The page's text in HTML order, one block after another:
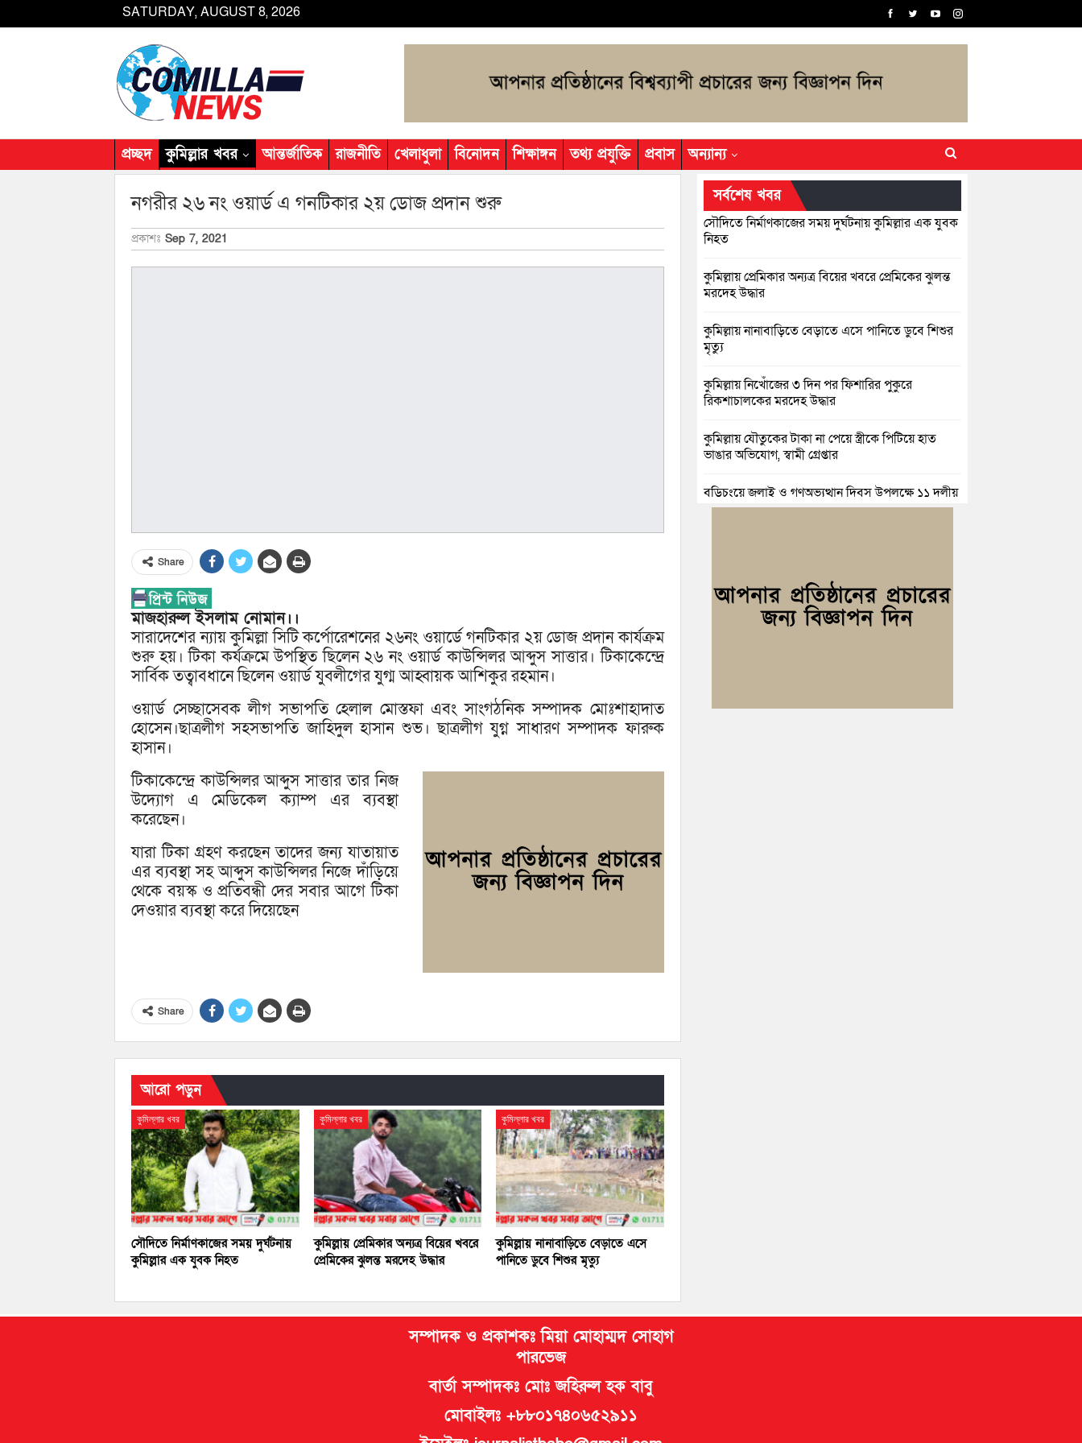
SATURDAY, AUGUST 8, 2026
প্রচ্ছদ কুমিল্লার খবর আন্তর্জাতিক রাজনীতি খেলাধুলা বিনোদন শিক্ষাঙ্গন তথ্য প্রযুক্তি প্রবাস অন্যান্য
নগরীর ২৬ নং ওয়ার্ড এ গনটিকার ২য় ডোজ প্রদান শুরু
প্রকাশঃ Sep 7, 2021
Share
মাজহারুল ইসলাম নোমান।।
সারাদেশের ন্যায় কুমিল্লা সিটি কর্পোরেশনের ২৬নং ওয়ার্ডে গনটিকার ২য় ডোজ প্রদান কার্যক্রম
শুরু হয়। টিকা কর্যক্রমে উপস্থিত ছিলেন ২৬ নং ওয়ার্ড কাউন্সিলর আব্দুস সাত্তার। টিকাকেন্দ্রে
সার্বিক তত্বাবধানে ছিলেন ওয়ার্ড যুবলীগের যুগ্ম আহ্বায়ক আশিকুর রহমান।
ওয়ার্ড সেচ্ছাসেবক লীগ সভাপতি হেলাল মোস্তফা এবং সাংগঠনিক সম্পাদক মোঃশাহাদাত
হোসেন।ছাত্রলীগ সহসভাপতি জাহিদুল হাসান শুভ। ছাত্রলীগ যুগ্ন সাধারণ সম্পাদক ফারুক
হাসান।
টিকাকেন্দ্রে কাউন্সিলর আব্দুস সাত্তার তার নিজ
উদ্যোগ এ মেডিকেল ক্যাম্প এর ব্যবস্থা
করেছেন।
যারা টিকা গ্রহণ করছেন তাদের জন্য যাতায়াত
এর ব্যবস্থা সহ আব্দুস কাউন্সিলর নিজে দাঁড়িয়ে
থেকে বয়স্ক ও প্রতিবন্ধী দের সবার আগে টিকা
দেওয়ার ব্যবস্থা করে দিয়েছেন
Share
আরো পড়ুন
কুমিল্লার খবর
সৌদিতে নির্মাণকাজের সময় দুর্ঘটনায়
কুমিল্লার এক যুবক নিহত
কুমিল্লার খবর
কুমিল্লায় প্রেমিকার অন্যত্র বিয়ের খবরে
প্রেমিকের ঝুলন্ত মরদেহ উদ্ধার
কুমিল্লার খবর
কুমিল্লায় নানাবাড়িতে বেড়াতে এসে
পানিতে ডুবে শিশুর মৃত্যু
সর্বশেষ খবর
সৌদিতে নির্মাণকাজের সময় দুর্ঘটনায় কুমিল্লার এক যুবক
নিহত
কুমিল্লায় প্রেমিকার অন্যত্র বিয়ের খবরে প্রেমিকের ঝুলন্ত
মরদেহ উদ্ধার
কুমিল্লায় নানাবাড়িতে বেড়াতে এসে পানিতে ডুবে শিশুর
মৃত্যু
কুমিল্লায় নিখোঁজের ৩ দিন পর ফিশারির পুকুরে
রিকশাচালকের মরদেহ উদ্ধার
কুমিল্লায় যৌতুকের টাকা না পেয়ে স্ত্রীকে পিটিয়ে হাত
ভাঙার অভিযোগ, স্বামী গ্রেপ্তার
বুড়িচংয়ে জুলাই ও গণঅভ্যুত্থান দিবস উপলক্ষে ১১ দলীয়
জোটের র‍্যালি ও আলোচনা সভা
কুমিল্লায় ১ লাখ ৯৪ হাজার বিদেশি সিগারেট উদ্ধার ও
গাঁজাসহ মাদক কারবারি গ্রেপ্তার
বুড়িচংয়ে অতিথি পাখির আবাসস্থল সংরক্ষণে প্রশাসনের
সম্পাদক ও প্রকাশকঃ মিয়া মোহাম্মদ সোহাগ
পারভেজ
বার্তা সম্পাদকঃ মোঃ জহিরুল হক বাবু
মোবাইলঃ +৮৮০১৭৪০৬৫২৯১১